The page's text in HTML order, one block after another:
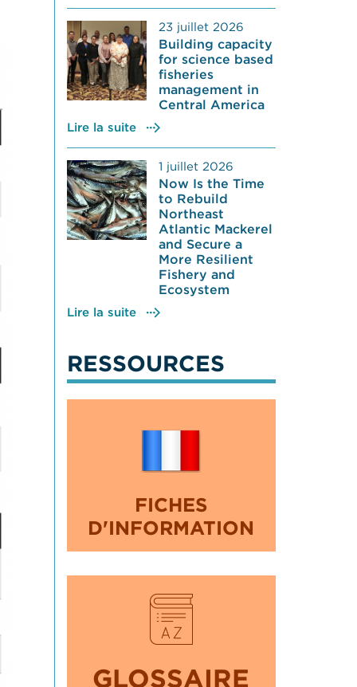
23 juillet 2026
Building capacity
for science based
fisheries
management in
Central America
Lire la suite
1 juillet 2026
Now Is the Time
to Rebuild
Northeast
Atlantic Mackerel
and Secure a
More Resilient
Fishery and
Ecosystem
Lire la suite
RESSOURCES
FICHES
D'INFORMATION
GLOSSAIRE